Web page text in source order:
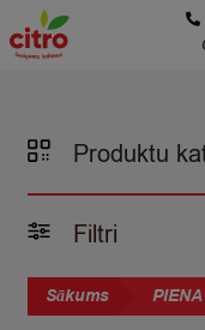
Skip
to
Skip
to
Produktu
Filtri
Sākums